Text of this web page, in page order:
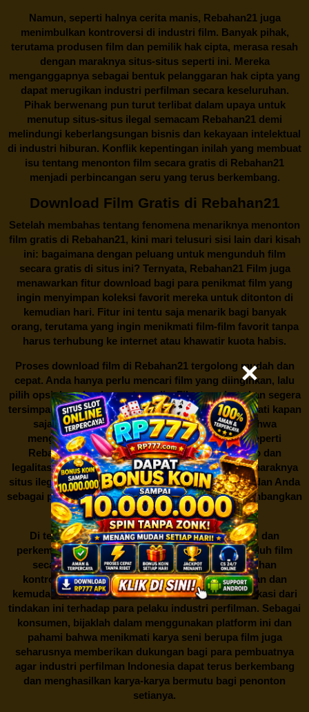
Namun, seperti halnya cerita manis, Rebahan21juga
menimbulkan kontroversi di industri film. Banyak pihak,
terutama produsen film dan pemilik hak cipta, merasa resah
dengan maraknya situs-situs seperti ini. Mereka
menganggapnya sebagai bentuk pelanggaran hak cipta yang
dapat merugikan industri perfilman secara keseluruhan.
Pihak berwenang pun turut terlibat dalam upaya untuk
menutup situs-situs ilegal semacam Rebahan21 demi
melindungi keberlangsungan bisnis dan kekayaan intelektual
di industri hiburan. Konflik kepentingan inilah yang membuat
isu tentang menonton film secara gratis di Rebahan21
menjadi perbincangan seru yang terus berkembang.
Download Film Gratis di Rebahan21
Setelah membahas tentang fenomena menariknya menonton
film gratis di Rebahan21, kini mari telusuri sisi lain dari kisah
ini: bagaimana dengan peluang untuk mengunduh film
secara gratis di situs ini? Ternyata, Rebahan21 Film juga
menawarkan fitur download bagi para penikmat film yang
ingin menyimpan koleksi favorit mereka untuk ditonton di
kemudian hari. Fitur ini tentu saja menarik bagi banyak
orang, terutama yang ingin menikmati film-film favorit tanpa
harus terhubung ke internet atau khawatir kuota habis.
Proses download film di Rebahan21tergolong mudah dan
cepat. Anda hanya perlu mencari film yang diinginkan, lalu
pilih opsi download yang tersedia. Film tersebut akan segera
tersimpan dalam perangkat Anda, siap untuk dinikmati kapan
saja dan di mana saja. Namun, perlu diingat bahwa
mengunduh film secara gratis dari situs-situs seperti
Rebahan21 juga berarti berurusan dengan risiko dan
legalitas. Seperti yang telah dibahas sebelumnya, maraknya
situs ilegal semacam ini menimbulkan kontroversi, dan Anda
sebagai pengguna juga perlu bijak dalam mempertimbangkan
akibat dari tindakan tersebut.
Di tengah dinamika persaingan industri hiburan dan
perkembangan teknologi, menonton dan mengunduh film
secara gratis diRebahan21menjadi sebuah pilihan
kontroversial. Meskipun menawarkan kenyamanan dan
kemudahan akses, kita juga harus memahami implikasi dari
tindakan ini terhadap para pelaku industri perfilman. Sebagai
konsumen, bijaklah dalam menggunakan platform ini dan
pahami bahwa menikmati karya seni berupa film juga
seharusnya memberikan dukungan bagi para pembuatnya
agar industri perfilman Indonesia dapat terus berkembang
dan menghasilkan karya-karya bermutu bagi penonton
setianya.